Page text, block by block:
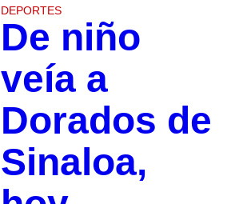
DEPORTES
De niño
veía a
Dorados de
Sinaloa,